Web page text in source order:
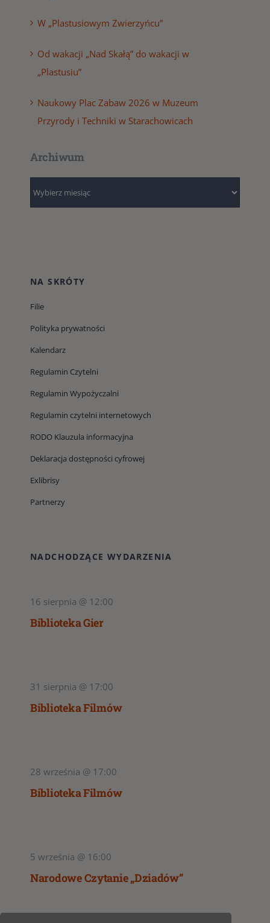
W „Plastusiowym Zwierzyńcu”
Od wakacji „Nad Skałą” do wakacji w
„Plastusiu”
Naukowy Plac Zabaw 2026 w Muzeum
Przyrody i Techniki w Starachowicach
Archiwum
NA SKRÓTY
Filie
Polityka prywatności
Kalendarz
Regulamin Czytelni
Regulamin Wypożyczalni
Regulamin czytelni internetowych
RODO Klauzula informacyjna
Deklaracja dostępności cyfrowej
Exlibrisy
Partnerzy
NADCHODZĄCE WYDARZENIA
16 sierpnia @ 12:00
Biblioteka Gier
31 sierpnia @ 17:00
Biblioteka Filmów
28 września @ 17:00
Biblioteka Filmów
5 września @ 16:00
Narodowe Czytanie „Dziadów”